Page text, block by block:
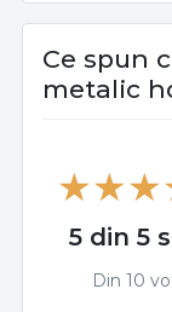
Ce spun
metalic
5 din 5
Din 10